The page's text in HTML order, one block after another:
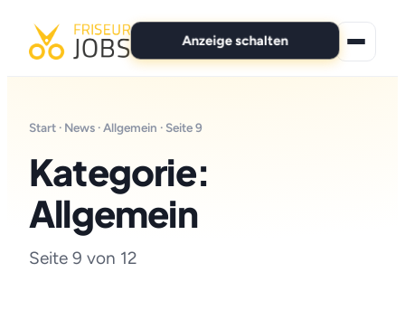
Anzeige schalten
Für Bewerber
Marken
Start · News ·Allgemein · Seite 9
Kategorie:
Allgemein
Seite 9 von 12